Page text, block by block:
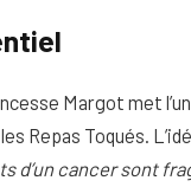
Margot met
Repas Toqués.
d’un cancer sont